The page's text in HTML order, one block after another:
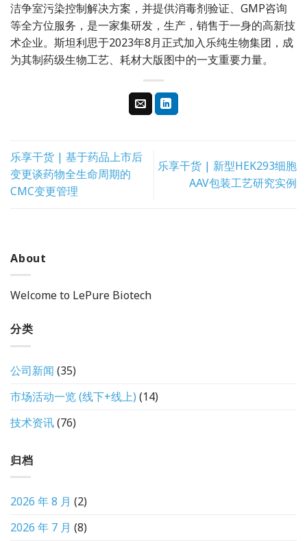
洁争室污染控制解决方案，并提供消毒剂验证、GMP咨询
等全方位服务，是一家集研发，生产，销售于一身的高新技
术企业。斯坦利思于2023年8月正式加入乐纯生物集团，成
为其制药级生物工艺、耗材大版图中的一支重要力量。
乐享干货 | 基于药品上市后
变更谈药物全生命周期的
CMC变更管理
乐享干货 | 新型HEK293细胞
AAV包装工艺研究实例
About
Welcome to LePure Biotech
分类
公司新闻 (35)
市场活动一览 (线下+线上) (14)
技术资讯(76)
归档
2026 年 8 月 (2)
2026 年 7 月 (8)